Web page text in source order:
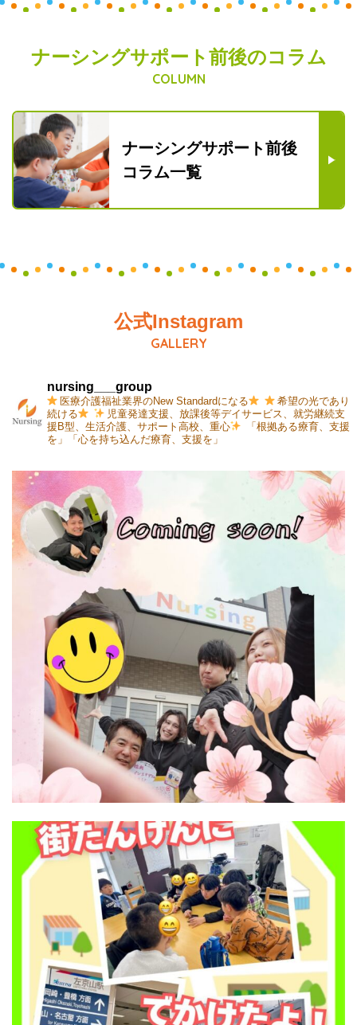
ナーシングサポート前後のコラム
COLUMN
ナーシングサポート前後
コラム一覧
公式Instagram
GALLERY
nursing___group
医療介護福祉業界のNew Standardになる
希望の光であり
続ける
児童発達支援、放課後等デイサービス、就労継続支
援B型、生活介護、サポート高校、重心
「根拠ある療育、支援
を」「心を持ち込んだ療育、支援を」